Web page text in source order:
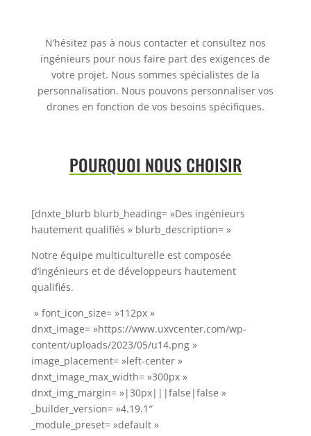
N’hésitez pas à nous contacter et consultez nos
ingénieurs pour nous faire part desexigences de
votre projet. Nous sommes spécialistes de la
personnalisation. Nous pouvons personnaliser vos
drones en fonction de vos besoins spécifiques.
POURQUOI NOUS CHOISIR
[dnxte_blurb blurb_heading= »Des ingénieurs
hautement qualifiés » blurb_description= »
Notre équipe multiculturelle est composée
d’ingénieurs et de développeurs hautement
qualifiés.
» font_icon_size= »112px »
dnxt_image= »https://www.uxvcenter.com/wp-
content/uploads/2023/05/u14.png »
image_placement= »left-center »
dnxt_image_max_width= »300px »
dnxt_img_margin= »|30px|||false|false »
_builder_version= »4.19.1″
_module_preset= »default »